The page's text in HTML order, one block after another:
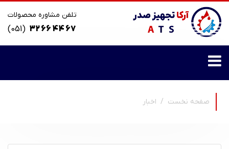
تلفن مشاوره محصولات
(051) 32 66 44 67
صفحه نخست اخبار